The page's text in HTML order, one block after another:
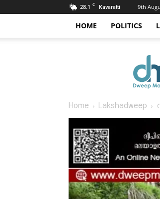
28.1 C Kavaratti 9th
HOME POLITICS
Home Lakshadweep